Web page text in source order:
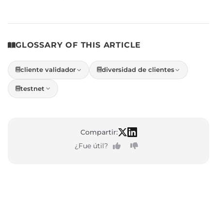
GLOSSARY OF THIS ARTICLE
cliente validador diversidad de clientes
testnet
Compartir:
¿Fue útil?